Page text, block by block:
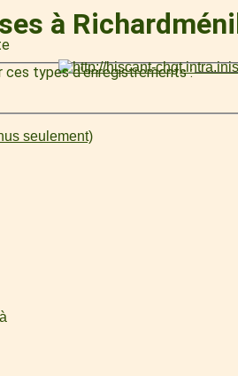
ces types d'enregistrements :
seulement)
à